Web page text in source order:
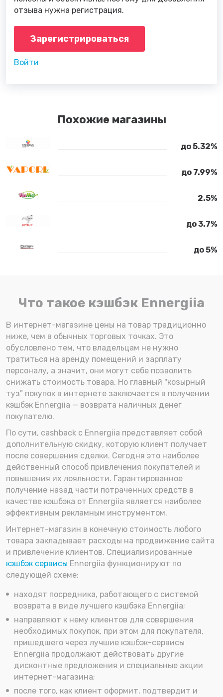
отзыва нужна регистрация.
Зарегистрироваться
Войти
Похожие магазины
до 5.32%
до 7.99%
2.5%
до 3.7%
до 5%
Что такое кэшбэк Ennergiia
В интернет-магазине цены на товар традиционно
ниже, чем в обычных торговых точках. Это
обусловлено тем, что владельцам не нужно
тратиться на аренду помещений и зарплату
персоналу, а значит, они могут себе позволить
снижать стоимость товара. Но главный "козырный
туз" покупок в интернете заключается в получении
кэшбэк Ennergiia — возврата наличных денег
покупателю.
По сути, cashback с Ennergiia представляет собой
дополнительную скидку, которую клиент получает
после совершения сделки. Сегодня это наиболее
действенный способ привлечения покупателей и
повышения их лояльности. Гарантированное
получение назад части потраченных средств в
качестве кэшбэка от Ennergiia является наиболее
эффективным рекламным инструментом.
Интернет-магазин в конечную стоимость любого
товара закладывает расходы на продвижение сайта
и привлечение клиентов. Специализированные
кэшбэк сервисы Ennergiia функционируют по
следующей схеме:
находят посредника, работающего с системой
возврата в виде лучшего кэшбэка Ennergiia;
направляют к нему клиентов для совершения
необходимых покупок, при этом для покупателя,
пришедшего через лучшие кэшбэк-сервисы
Ennergiia продолжают действовать другие
дисконтные предложения и специальные акции
интернет-магазина;
после того, как клиент оформит, подтвердит и